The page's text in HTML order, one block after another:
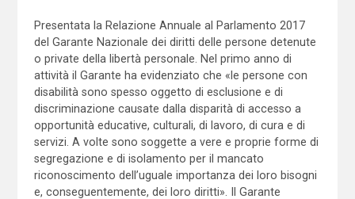
Presentata la Relazione Annuale al Parlamento 2017
del Garante Nazionale dei diritti delle persone detenute
o private della libertà personale. Nel primo anno di
attività il Garante ha evidenziato che «le persone con
disabilità sono spesso oggetto di esclusione e di
discriminazione causate dalla disparità di accesso a
opportunità educative, culturali, di lavoro, di cura e di
servizi. A volte sono soggette a vere e proprie forme di
segregazione e di isolamento per il mancato
riconoscimento dell’uguale importanza dei loro bisogni
e, conseguentemente, dei loro diritti». Il Garante